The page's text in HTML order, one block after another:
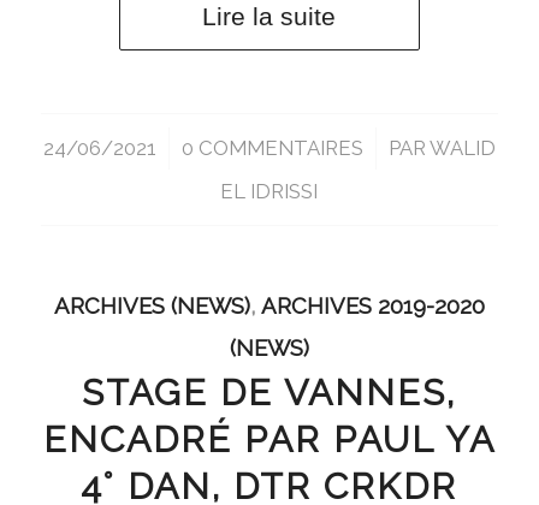
Lire la suite
24/06/2021
/ 0 COMMENTAIRES
/ PAR WALID
EL IDRISSI
ARCHIVES (NEWS), ARCHIVES 2019-2020
(NEWS)
STAGE DE VANNES,
ENCADRÉ PAR PAUL YA
4° DAN, DTR CRKDR